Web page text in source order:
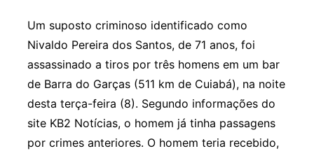
Um suposto criminoso identificado como
Nivaldo Pereira dos Santos, de 71 anos, foi
assassinado a tiros por três homens em um bar
de Barra do Garças (511 km de Cuiabá), na noite
desta terça-feira (8). Segundo informações do
site KB2 Notícias, o homem já tinha passagens
por crimes anteriores. O homem teria recebido,